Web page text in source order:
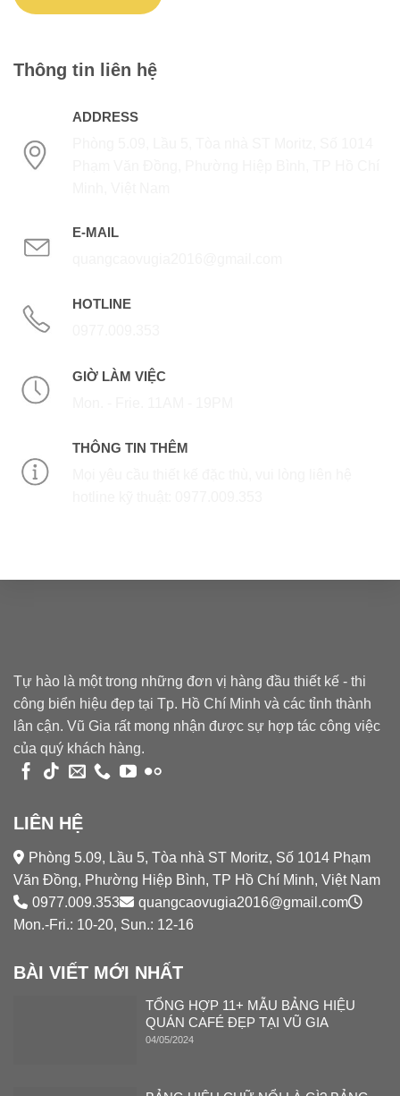
Thông tin liên hệ
ADDRESS
E-MAIL
HOTLINE
GIỜ LÀM VIỆC
THÔNG TIN THÊM
Tự hào là một trong những đơn vị hàng đầu thiết kế - thi
công biển hiệu đẹp tại Tp. Hồ Chí Minh và các tỉnh thành
lân cận. Vũ Gia rất mong nhận được sự hợp tác công việc
của quý khách hàng.
LIÊN HỆ
Phòng 5.09, Lầu 5, Tòa nhà ST Moritz, Số 1014 Phạm
Văn Đồng, Phường Hiệp Bình, TP Hồ Chí Minh, Việt Nam
0977.009.353
quangcaovugia2016@gmail.com
Mon.-Fri.: 10-20, Sun.: 12-16
BÀI VIẾT MỚI NHẤT
TỔNG HỢP 11+ MẪU BẢNG HIỆU
QUÁN CAFÉ ĐẸP TẠI VŨ GIA
04/05/2024